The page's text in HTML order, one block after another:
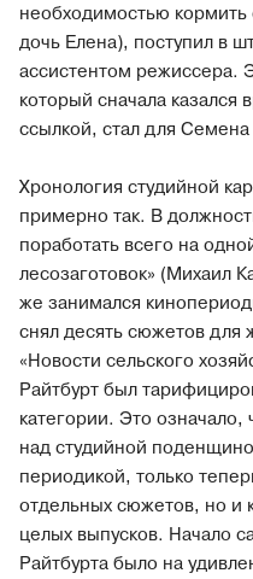
необходимостью
дочь Елена), поступил в
ассистентом режиссера.
который сначала
ссылкой, стал для
Хронология студийной
примерно так. В
поработать всего на
лесозаготовок» (Михаил
же занимался
снял десять сюжетов для
«Новости сельского
Райтбурт был
категории. Это
над студийной
периодикой, только
отдельных сюжетов, но и
целых выпусков. Начало
Райтбурта было на